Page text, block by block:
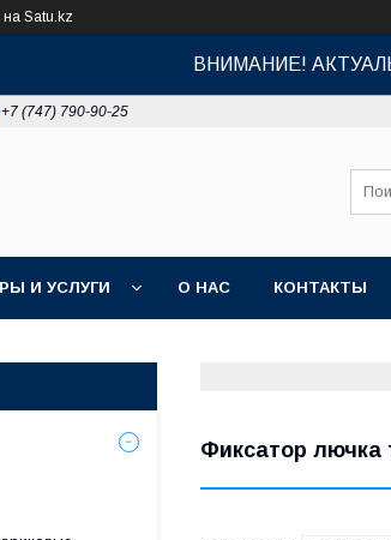
на Satu.kz
ВНИМАНИЕ!
+7 (747) 790-90-25
И УСЛУГИ О НАС КОНТАКТЫ
Фиксатор лючка